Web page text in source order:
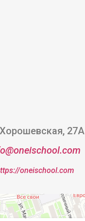
27А
oneischool.com